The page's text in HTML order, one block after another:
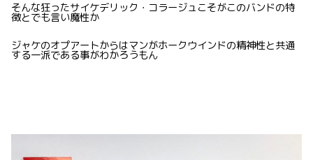
そんな狂ったサイケデリック・コラージュこそがこのバンドの特
徴とでも言い魔性か
ジャケのオプアートからはマンがホークウインドの精神性と共通
する一派である事がわかろうもん